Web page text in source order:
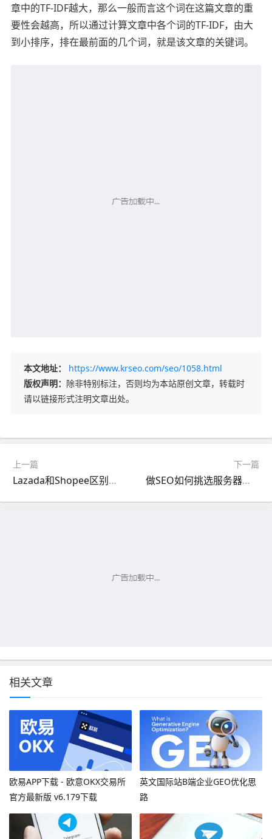
章中的TF-IDF越大，那么一般而言这个词在这篇文章的重
要性会越高，所以通过计算文章中各个词的TF-IDF，由大
到小排序，排在最前面的几个词，就是该文章的关键词。
本文地址：
https://www.krseo.com/seo/1058.html
版权声明： 除非特别标注，否则均为本站原创文章，转载时
请以链接形式注明文章出处。
上一篇
Lazada和Shopee区别是什么？哪个平台比较好？
下一篇
做SEO如何挑选服务器？租用云主机该考虑什么？
相关文章
欧易APP下载 - 欧意OKX交易所
官方最新版 v6.179下载
英文国际站B端企业GEO优化思
路